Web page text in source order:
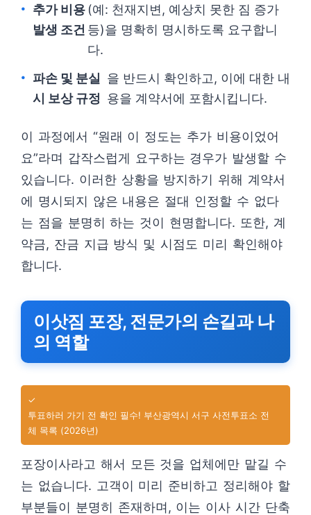
추가 비용
발생 조건
(예: 천재지변, 예상치 못한 짐 증가
등)을 명확히 명시하도록 요구합니
다.
파손 및 분실
시 보상 규정
을 반드시 확인하고, 이에 대한 내
용을 계약서에 포함시킵니다.
이 과정에서 “원래 이 정도는 추가 비용이었어
요”라며 갑작스럽게 요구하는 경우가 발생할 수
있습니다. 이러한 상황을 방지하기 위해 계약서
에 명시되지 않은 내용은 절대 인정할 수 없다
는 점을 분명히 하는 것이 현명합니다. 또한, 계
약금, 잔금 지급 방식 및 시점도 미리 확인해야
합니다.
이삿짐 포장, 전문가의 손길과 나
의 역할
✓
투표하러 가기 전 확인 필수! 부산광역시 서구 사전투표소 전
체 목록 (2026년)
포장이사라고 해서 모든 것을 업체에만 맡길 수
는 없습니다. 고객이 미리 준비하고 정리해야 할
부분들이 분명히 존재하며, 이는 이사 시간 단축